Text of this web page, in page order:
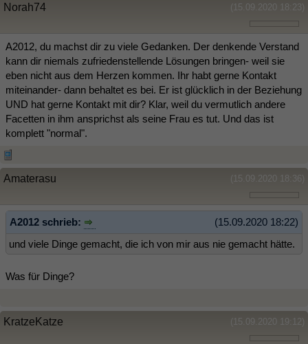
(15.09.2020 18:23)
Norah74
A2012, du machst dir zu viele Gedanken. Der denkende Verstand
kann dir niemals zufriedenstellende Lösungen bringen- weil sie
eben nicht aus dem Herzen kommen. Ihr habt gerne Kontakt
miteinander- dann behaltet es bei. Er ist glücklich in der Beziehung
UND hat gerne Kontakt mit dir? Klar, weil du vermutlich andere
Facetten in ihm ansprichst als seine Frau es tut. Und das ist
komplett "normal".
(15.09.2020 18:36)
Amaterasu
(15.09.2020 18:22)
A2012 schrieb:
und viele Dinge gemacht, die ich von mir aus nie gemacht hätte.
Was für Dinge?
(15.09.2020 19:12)
KratzeKatze